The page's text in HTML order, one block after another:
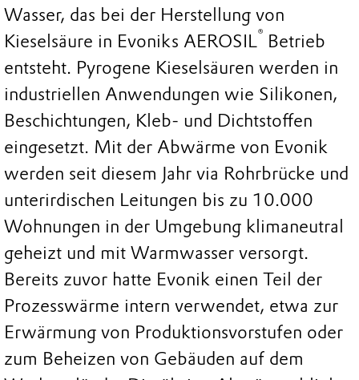
Wasser, das bei der Herstellung von
Kieselsäure in Evoniks AEROSIL® Betrieb
entsteht. Pyrogene Kieselsäuren werden in
industriellen Anwendungen wie Silikonen,
Beschichtungen, Kleb- und Dichtstoffen
eingesetzt. Mit der Abwärme von Evonik
werden seit diesem Jahr via Rohrbrücke und
unterirdischen Leitungen bis zu 10.000
Wohnungen in der Umgebung klimaneutral
geheizt und mit Warmwasser versorgt.
Bereits zuvor hatte Evonik einen Teil der
Prozesswärme intern verwendet, etwa zur
Erwärmung von Produktionsvorstufen oder
zum Beheizen von Gebäuden auf dem